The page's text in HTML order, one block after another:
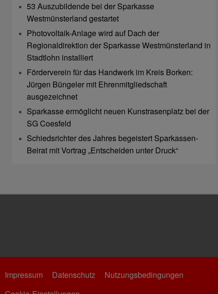
53 Auszubildende bei der Sparkasse
Westmünsterland gestartet
Photovoltaik-Anlage wird auf Dach der
Regionaldirektion der Sparkasse Westmünsterland in
Stadtlohn installiert
Förderverein für das Handwerk im Kreis Borken:
Jürgen Büngeler mit Ehrenmitgliedschaft
ausgezeichnet
Sparkasse ermöglicht neuen Kunstrasenplatz bei der
SG Coesfeld
Schiedsrichter des Jahres begeistert Sparkassen-
Beirat mit Vortrag „Entscheiden unter Druck“
Impressum Datenschutz
Nutzungsbedingungen